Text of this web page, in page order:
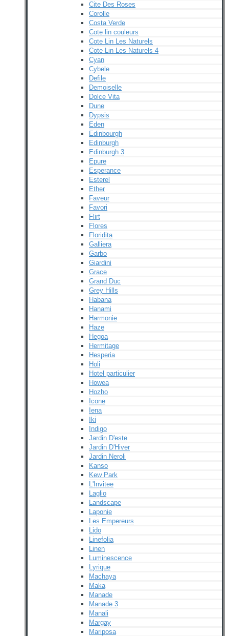
Cite Des Roses
Corolle
Costa Verde
Cote lin couleurs
Cote Lin Les Naturels
Cote Lin Les Naturels 4
Cyan
Cybele
Defile
Demoiselle
Dolce Vita
Dune
Dypsis
Eden
Edinbourgh
Edinburgh
Edinburgh 3
Epure
Esperance
Esterel
Ether
Faveur
Favori
Flirt
Flores
Floridita
Galliera
Garbo
Giardini
Grace
Grand Duc
Grey Hills
Habana
Hanami
Harmonie
Haze
Hegoa
Hermitage
Hesperia
Holi
Hotel particulier
Howea
Hozho
Icone
Iena
Iki
Indigo
Jardin D'este
Jardin D'Hiver
Jardin Neroli
Kanso
Kew Park
L'Invitee
Laglio
Landscape
Laponie
Les Empereurs
Lido
Linefolia
Linen
Luminescence
Lyrique
Machaya
Maka
Manade
Manade 3
Manali
Margay
Mariposa